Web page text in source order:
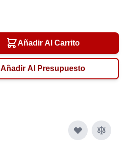
Añadir Al Carrito
Añadir Al Presupuesto